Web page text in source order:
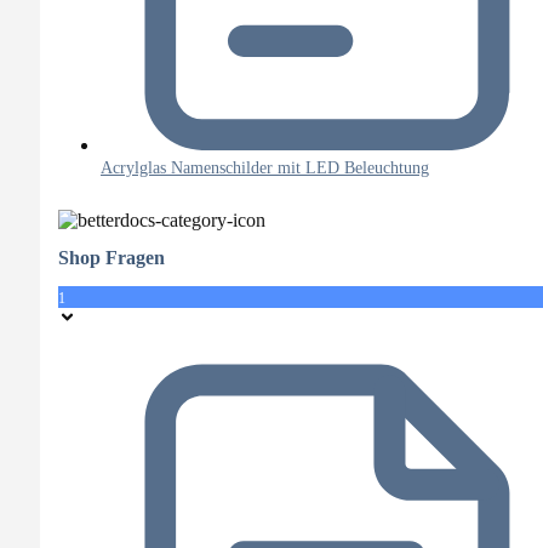
Acrylglas Namenschilder mit LED Beleuchtung
Shop Fragen
1